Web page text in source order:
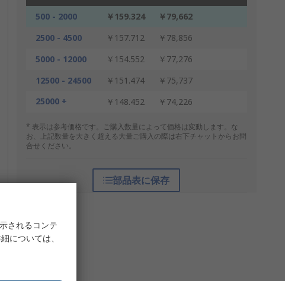
500 - 2000 ￥159.324
￥79,662
2500 - 4500
￥157.712
￥78,856
5000 - 12000
￥154.552
￥77,276
12500 - 24500
￥151.474
￥75,737
25000 +
￥148.452 ￥74,226
* 表示は参考価格です。ご購入数量によって価格は変動します。な
お、上記数量を大きく超える大量ご購入の際は右下チャットからお問
合せください。
部品表に保存
されるコンテ
については、